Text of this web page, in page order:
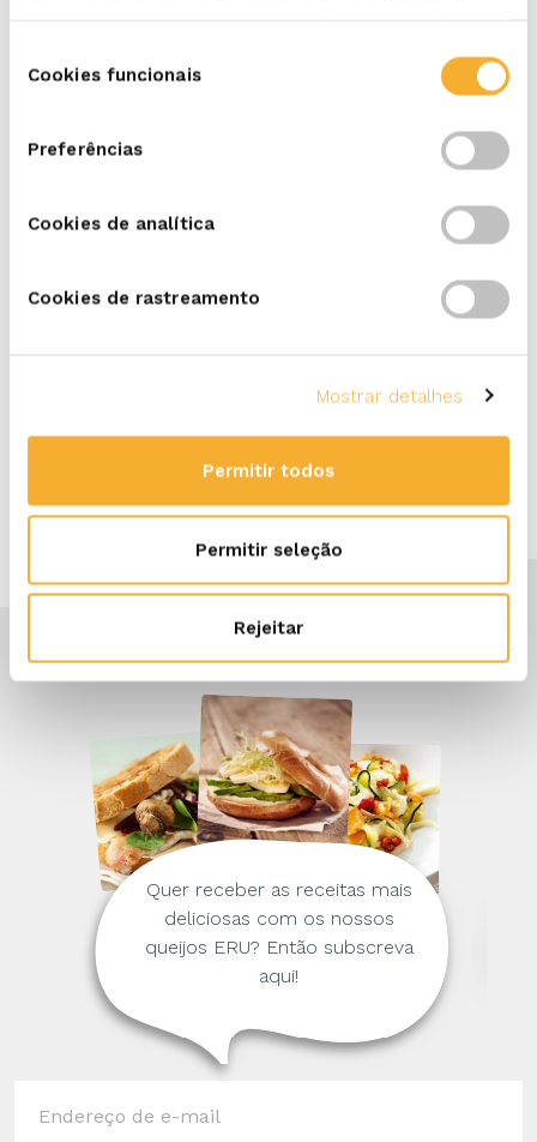
recolhemos.
deCookies funcionais
Preferências
Cookies de analítica
Cookies de rastreamento
Mostrar detalhes
Permitir todos
Permitir seleção
Rejeitar
Quer receber as receitas mais
deliciosas com os nossos
queijos ERU? Então subscreva
aqui!